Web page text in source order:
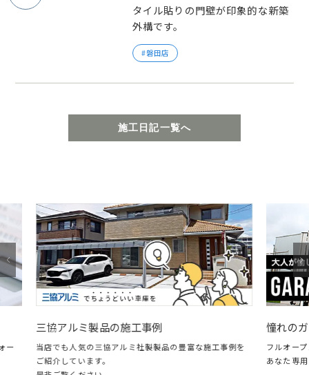
タイル貼りの門壁が印象的な新築
外構です。
磐田店
施工日記一覧へ
品の豊富な施工事例を
憧れのガレージ・LIXILスタイルコート
フルオープン＆クローズに対応した、自分の時間を